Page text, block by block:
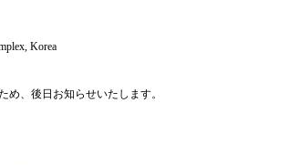
Korea
、後日お知らせいたします。